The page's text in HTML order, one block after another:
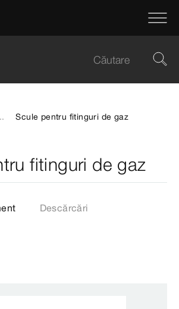
Scule pentru fitinguri de gaz
fitinguri de gaz
Descărcări